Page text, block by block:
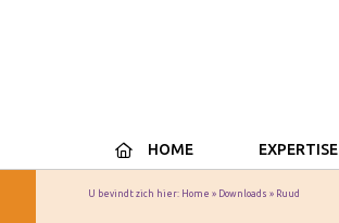
HOME EXPERTISE
U bevindt zich hier: Home » Downloads » Ruud